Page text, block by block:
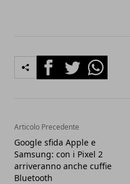
FacebookTwitterWhatsapp
Articolo Precedente
Google sfida Apple e
Samsung: con i Pixel 2
arriveranno anche cuffie
Bluetooth